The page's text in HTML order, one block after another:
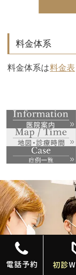
料金体系
料金体系は料金表
虫歯治療